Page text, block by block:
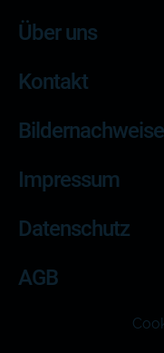
Über uns
Kontakt
Bildernachweise
Impressum
Datenschutz
AGB